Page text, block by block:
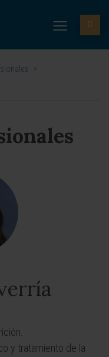
>
y tratamiento de la